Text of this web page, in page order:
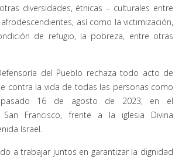
diversidades, étnicas – culturales entre
así como la victimización,
de refugio, la pobreza, entre otras
del Pueblo rechaza todo acto de
contra la vida de todas las personas como
16 de agosto de 2023, en el
San Francisco, frente a la iglesia Divina
Israel.
a trabajar juntos en garantizar la dignidad